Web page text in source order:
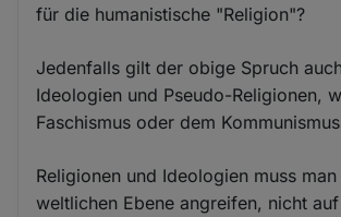
für die humanistische "Religion"?
Jedenfalls gilt der obige Spruch
Ideologien und Pseudo-Religionen,
Faschismus oder dem
Religionen und Ideologien muss
weltlichen Ebene angreifen, nicht